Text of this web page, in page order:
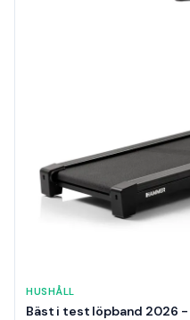
HUSHÅLL
Bäst i test löpband 2026